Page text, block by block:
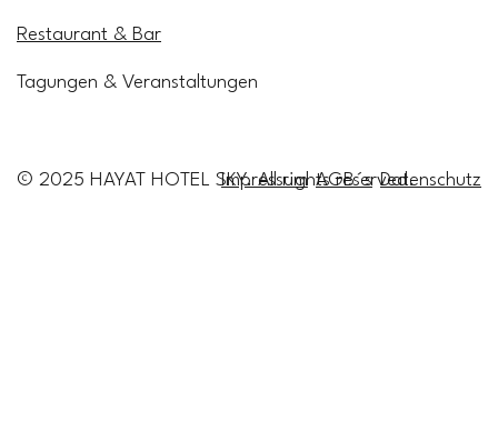
Restaurant & Bar
Tagungen & Veranstaltungen
© 2025 HAYAT HOTEL SKY. All rights reserved.
Impressum AGB´s Datenschutz